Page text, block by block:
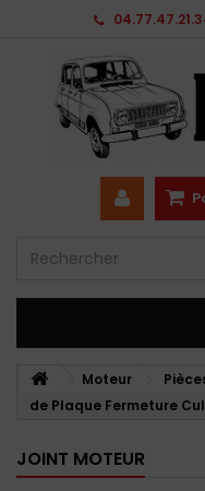
Moteur
de Plaque Fermeture
JOINT MOTEUR